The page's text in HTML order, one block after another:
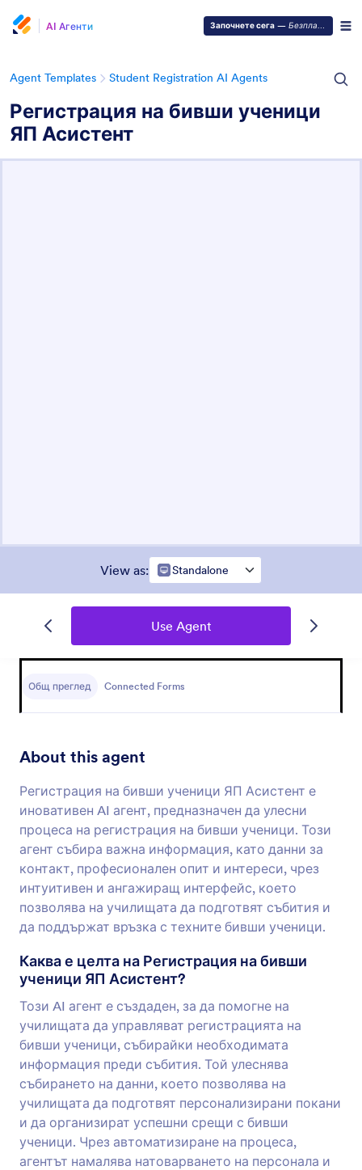
AI Агенти Започнете сега — Безплатно е!
Agent Templates Student Registration AI Agents
Регистрация на бивши ученици
ЯП Асистент
View as: Standalone
Use Agent
Общ преглед Connected Forms
About this agent
Регистрация на бивши ученици ЯП Асистент е
иновативен AI агент, предназначен да улесни
процеса на регистрация на бивши ученици. Този
агент събира важна информация, като данни за
контакт, професионален опит и интереси, чрез
интуитивен и ангажиращ интерфейс, което
позволява на училищата да подготвят събития и
да поддържат връзка с техните бивши ученици.
Каква е целта на Регистрация на бивши
ученици ЯП Асистент?
Този AI агент е създаден, за да помогне на
училищата да управляват регистрацията на
бивши ученици, събирайки необходимата
информация преди събития. Той улеснява
събирането на данни, което позволява на
училищата да подготвят персонализирани покани
и да организират успешни срещи с бивши
ученици. Чрез автоматизиране на процеса,
агентът намалява натоварването на персонала и